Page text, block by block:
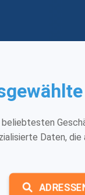
beliebtesten
Daten,